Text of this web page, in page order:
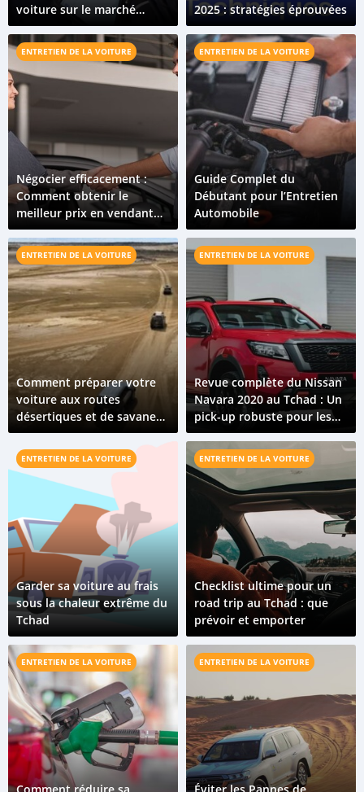
voiture sur le marché
tchadien
2025 : stratégies éprouvées
ENTRETIEN DE LA VOITURE
Négocier efficacement :
Comment obtenir le
meilleur prix en vendant
votre voiture au Tchad
ENTRETIEN DE LA VOITURE
Guide Complet du
Débutant pour l’Entretien
Automobile
ENTRETIEN DE LA VOITURE
Comment préparer votre
voiture aux routes
désertiques et de savane
du Tchad
ENTRETIEN DE LA VOITURE
Revue complète du Nissan
Navara 2020 au Tchad : Un
pick-up robuste pour les
routes et les pistes
ENTRETIEN DE LA VOITURE
Garder sa voiture au frais
sous la chaleur extrême du
Tchad
ENTRETIEN DE LA VOITURE
Checklist ultime pour un
road trip au Tchad : que
prévoir et emporter
ENTRETIEN DE LA VOITURE ENTRETIEN DE LA VOITURE